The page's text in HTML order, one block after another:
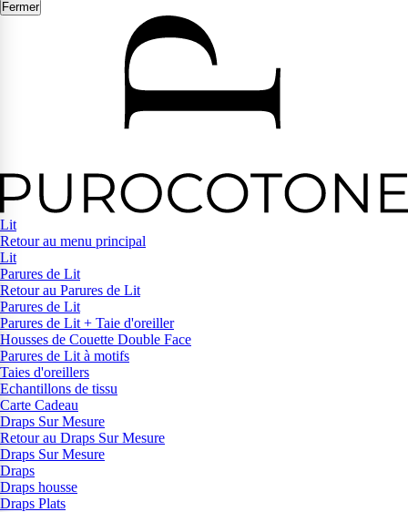
Fermer
Lit
Retour au menu principal
Lit
Parures de Lit
Retour au Parures de Lit
Parures de Lit
Parures de Lit + Taie d'oreiller
Housses de Couette Double Face
Parures de Lit à motifs
Taies d'oreillers
Echantillons de tissu
Carte Cadeau
Draps Sur Mesure
Retour au Draps Sur Mesure
Draps Sur Mesure
Draps
Draps housse
Draps Plats